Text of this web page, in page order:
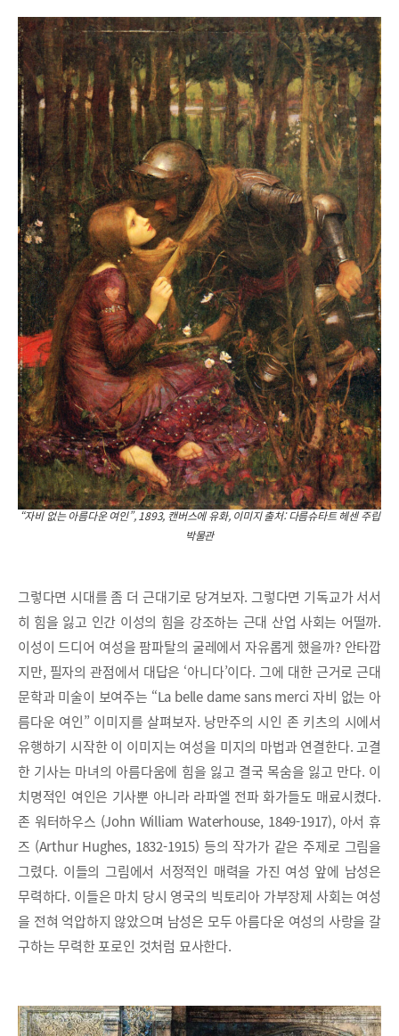
“자비 없는 아름다운 여인”, 1893, 캔버스에 유화, 이미지 출처: 다름슈타트 헤센 주립
박물관
그렇다면 시대를 좀 더 근대기로 당겨보자. 그렇다면 기독교가 서서
히 힘을 잃고 인간 이성의 힘을 강조하는 근대 산업 사회는 어떨까.
이성이 드디어 여성을 팜파탈의 굴레에서 자유롭게 했을까? 안타깝
지만, 필자의 관점에서 대답은 ‘아니다’이다. 그에 대한 근거로 근대
문학과 미술이 보여주는 “La belle dame sans merci 자비 없는 아
름다운 여인” 이미지를 살펴보자. 낭만주의 시인 존 키츠의 시에서
유행하기 시작한 이 이미지는 여성을 미지의 마법과 연결한다. 고결
한 기사는 마녀의 아름다움에 힘을 잃고 결국 목숨을 잃고 만다. 이
치명적인 여인은 기사뿐 아니라 라파엘 전파 화가들도 매료시켰다.
존 워터하우스 (John William Waterhouse, 1849-1917), 아서 휴
즈 (Arthur Hughes, 1832-1915) 등의 작가가 같은 주제로 그림을
그렸다. 이들의 그림에서 서정적인 매력을 가진 여성 앞에 남성은
무력하다. 이들은 마치 당시 영국의 빅토리아 가부장제 사회는 여성
을 전혀 억압하지 않았으며 남성은 모두 아름다운 여성의 사랑을 갈
구하는 무력한 포로인 것처럼 묘사한다.